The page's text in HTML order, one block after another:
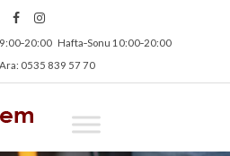
Hafta‑Sonu 10:00‑20:00
0535 839 57 70